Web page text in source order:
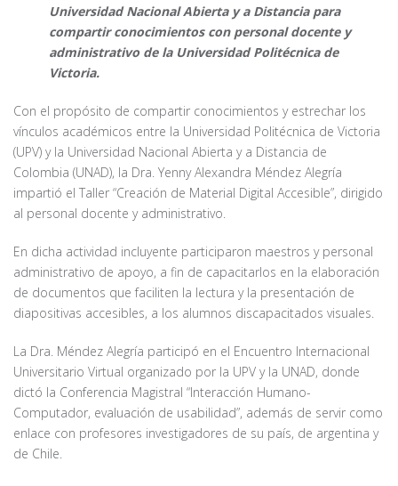
Universidad Nacional Abierta y a Distancia para
compartir conocimientos con personal docente y
administrativo de la Universidad Politécnica de
Victoria.
Con el propósito de compartir conocimientos y estrechar los
vínculos académicos entre la Universidad Politécnica de Victoria
(UPV) y la Universidad Nacional Abierta y a Distancia de
Colombia (UNAD), la Dra. Yenny Alexandra Méndez Alegría
impartió el Taller “Creación de Material Digital Accesible”, dirigido
al personal docente y administrativo.
En dicha actividad incluyente participaron maestros y personal
administrativo de apoyo, a fin de capacitarlos en la elaboración
de documentos que faciliten la lectura y la presentación de
diapositivas accesibles, a los alumnos discapacitados visuales.
La Dra. Méndez Alegría participó en el Encuentro Internacional
Universitario Virtual organizado por la UPV y la UNAD, donde
dictó la Conferencia Magistral “Interacción Humano-
Computador, evaluación de usabilidad”, además de servir como
enlace con profesores investigadores de su país, de argentina y
de Chile.